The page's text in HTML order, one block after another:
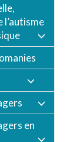
en